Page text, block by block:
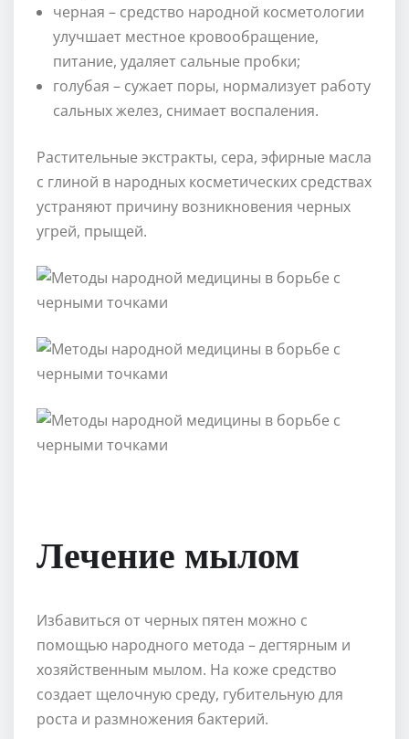
черная – средство народной косметологии
улучшает местное кровообращение,
питание, удаляет сальные пробки;
голубая – сужает поры, нормализует работу
сальных желез, снимает воспаления.
Растительные экстракты, сера, эфирные масла
с глиной в народных косметических средствах
устраняют причину возникновения черных
угрей, прыщей.
Лечение мылом
Избавиться от черных пятен можно с
помощью народного метода – дегтярным и
хозяйственным мылом. На коже средство
создает щелочную среду, губительную для
роста и размножения бактерий.